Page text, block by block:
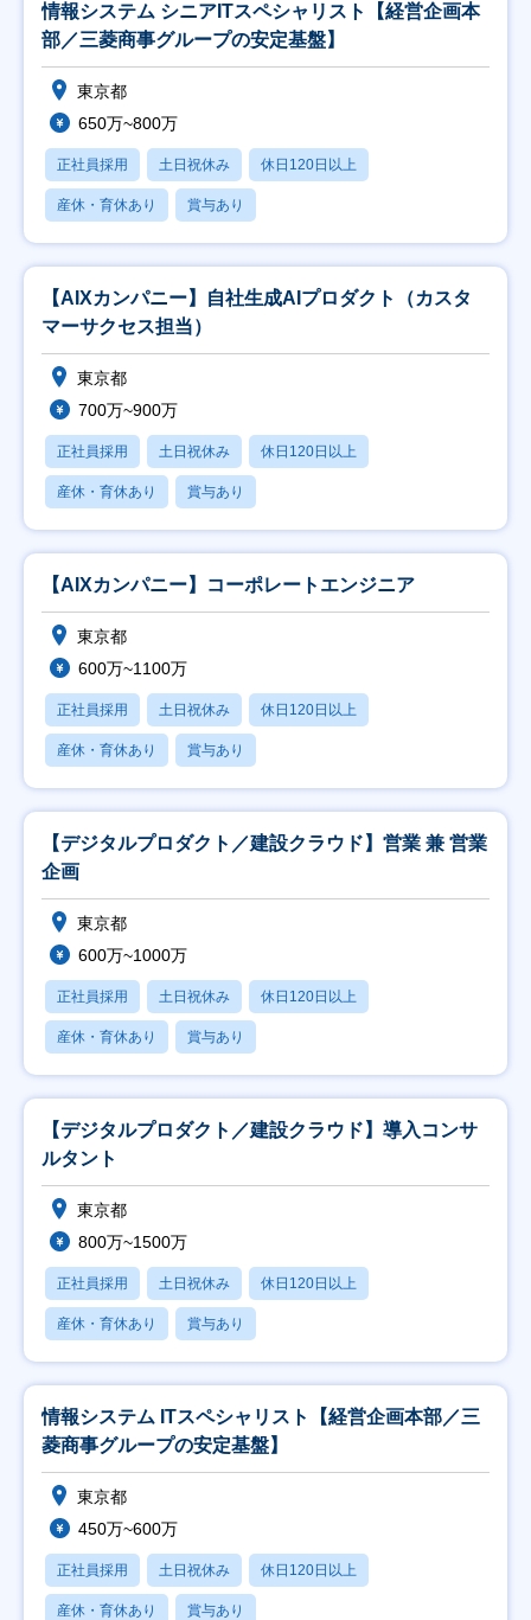
情報システム シニアITスペシャリスト【経営企画本
部／三菱商事グループの安定基盤】
東京都
650万~800万
正社員採用 土日祝休み 休日120日以上
産休・育休あり 賞与あり
【AIXカンパニー】自社生成AIプロダクト（カスタ
マーサクセス担当）
東京都
700万~900万
正社員採用 土日祝休み 休日120日以上
産休・育休あり 賞与あり
【AIXカンパニー】コーポレートエンジニア
東京都
600万~1100万
正社員採用 土日祝休み 休日120日以上
産休・育休あり 賞与あり
【デジタルプロダクト／建設クラウド】営業 兼 営業
企画
東京都
600万~1000万
正社員採用 土日祝休み 休日120日以上
産休・育休あり 賞与あり
【デジタルプロダクト／建設クラウド】導入コンサ
ルタント
東京都
800万~1500万
正社員採用 土日祝休み 休日120日以上
産休・育休あり 賞与あり
情報システム ITスペシャリスト【経営企画本部／三
菱商事グループの安定基盤】
東京都
450万~600万
正社員採用 土日祝休み 休日120日以上
産休・育休あり 賞与あり